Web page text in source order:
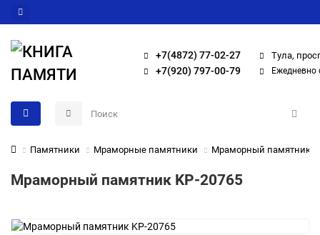
+7(4872) 77-02-27
+7(920) 797-00-79
Тула,
Ежедневно
Памятники Мраморные памятники Мраморный памятник
Мраморный памятник KP-20765